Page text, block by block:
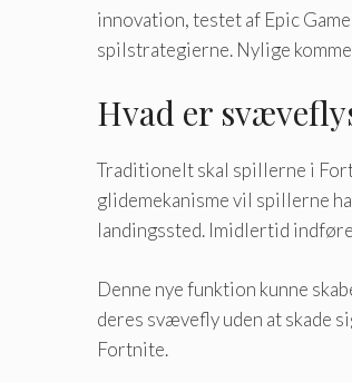
innovation, testet af Epic
spilstrategierne. Nylige
Hvad er
Traditionelt skal spillerne i
glidemekanisme vil spillerne
landingssted. Imidlertid
Denne nye funktion kunne
deres svævefly uden at skade
Fortnite.